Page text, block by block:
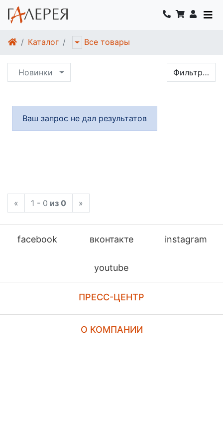
Каталог Все товары
Новинки Фильтр…
Ваш запрос не дал результатов
« 1 - 0 из 0 »
facebook вконтакте instagram
youtube
ПРЕСС-ЦЕНТР
О КОМПАНИИ